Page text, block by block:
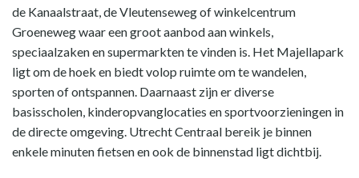
de Kanaalstraat, de Vleutenseweg of winkelcentrum
Groeneweg waar een groot aanbod aan winkels,
speciaalzaken en supermarkten te vinden is. Het Majellapark
ligt om de hoek en biedt volop ruimte om te wandelen,
sporten of ontspannen. Daarnaast zijn er diverse
basisscholen, kinderopvanglocaties en sportvoorzieningen in
de directe omgeving. Utrecht Centraal bereik je binnen
enkele minuten fietsen en ook de binnenstad ligt dichtbij.